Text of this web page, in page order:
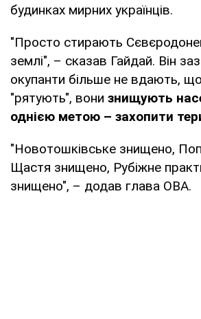
будинках мирних українців.
"Просто стирають
землі", – сказав Гайдай. Він
окупанти більше не вдають,
"рятують", вони знищують
однією метою – захопити
"Новотошківське знищено,
Щастя знищено, Рубіжне
знищено", – додав глава ОВА.